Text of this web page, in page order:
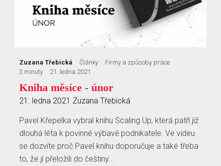
Zuzana Třebická Články
Firmy a způsoby práce
3 minuty
21. ledna 2021
Kniha měsíce - únor
21. ledna 2021 Zuzana Třebická
Pavel Křepelka vybral knihu Scaling Up, která patří již
dlouhá léta k povinné výbavě podnikatele. Ve videu
se dozvíte proč Pavel knihu doporučuje a také třeba
to, že jí přeložili do češtiny...